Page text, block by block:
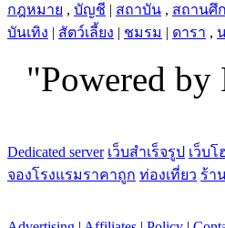
กฎหมาย , บัญชี | สถาบัน , สถานศึ
บันเทิง | สัตว์เลี้ยง | ชมรม | ดารา ,
"Powered
Dedicated server เว็บสำเร็จรูป เว็บโ
จองโรงแรมราคาถูก ท่องเที่ยว ร้า